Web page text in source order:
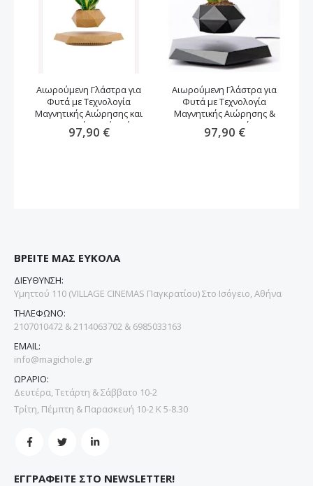
Αιωρούμενη Γλάστρα για
Φυτά με Τεχνολογία
Μαγνητικής Αιώρησης και
Περιστροφή -καφέ χρώμα
97,90 €
Αιωρούμενη Γλάστρα για
Φυτά με Τεχνολογία
Μαγνητικής Αιώρησης &
Περιστροφή
97,90 €
ΒΡΕΙΤΕ ΜΑΣ ΕΥΚΟΛΑ
ΔΙΕΥΘΥΝΣΗ:
Υμηττού 110 (VILLAGE CINEMAS Παγκρατίου) Στο Ισόγειο, Αθήνα
ΤΗΛΕΦΩΝΟ:
2107010472 & 2114063702 & 6985033163
EMAIL:
info@magichole.gr
ΩΡΑΡΙΟ:
Δευτέρα, Τετάρτη & Σάββατο 10-2
Τρίτη, Πέμπτη & Παρασκευή 10-2 Κ 5-8.30
ΕΓΓΡΑΦΕΙΤΕ ΣΤΟ NEWSLETTER!